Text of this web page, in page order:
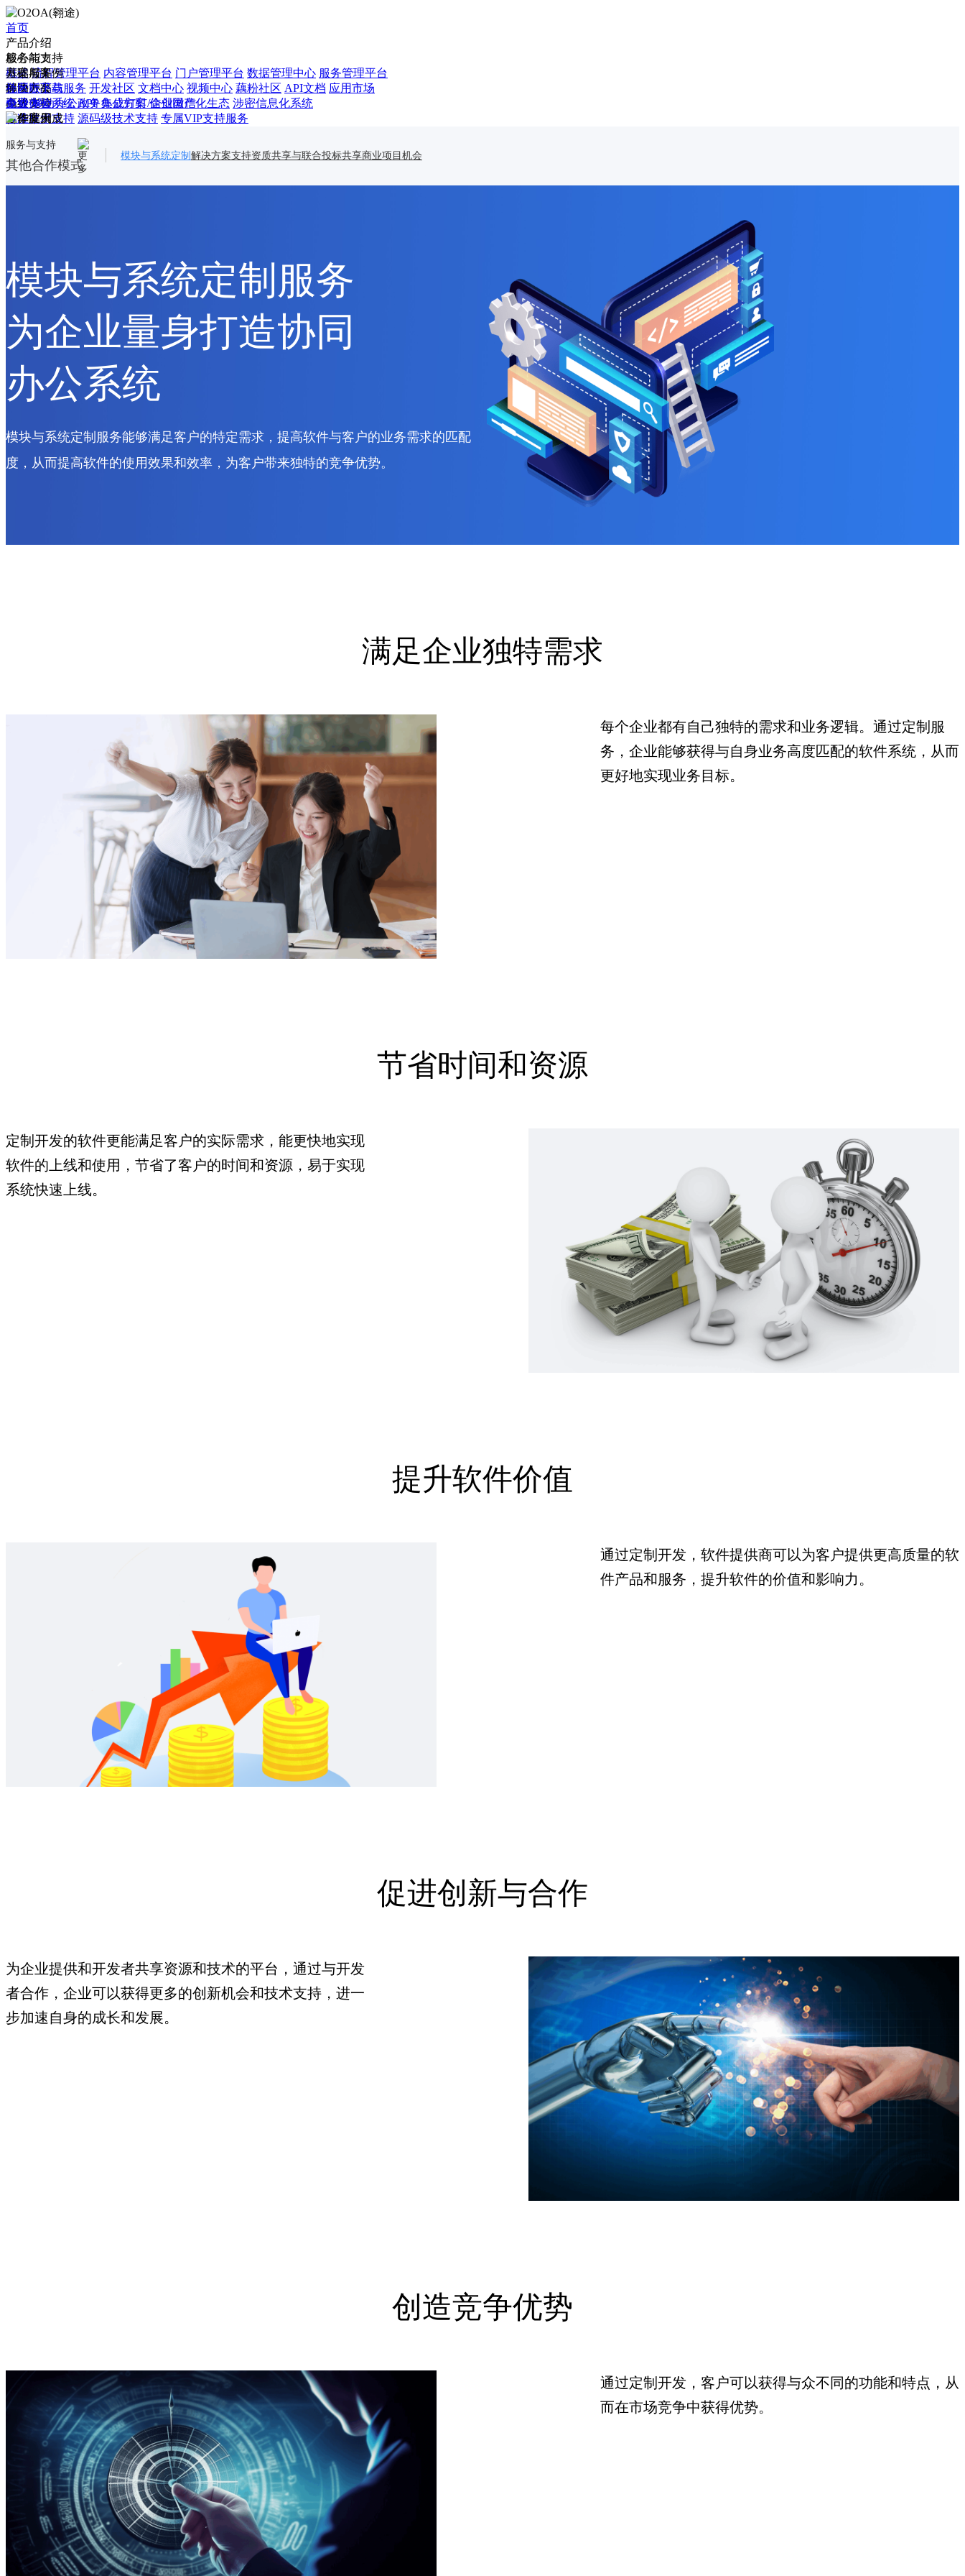
首页
产品介绍
核心能力
概述 流程管理平台 内容管理平台 门户管理平台 数据管理中心 服务管理平台
移动办公
概述 移动办公APP 集成钉钉/企业微信
业务应用
生态合作
概述 公文在线编辑器 Office文档在线协作 电子签章用印管理 OFD版式文件处理 网络会议系统
服务与支持
基础服务
免费产品与服务 开发社区 文档中心 视频中心 藕粉社区 API文档 应用市场
高级支持
标准技术支持 源码级技术支持 专属VIP支持服务
商用许可与OEM
其他合作模式
方案与案例
解决方案
企业办公系统 政务办公方案 信创国产化生态 涉密信息化系统
合作案例
北京某外企实验鼠养殖数据收集系统 某纺织科技有限公司集团OA系统
社区版下载
免费体验
服务与支持
其他合作模式
解决方案 合作
案例
模块与系统定制 解决方案支持资质共享与联合投标共享商业项目机会
模块与系统定制服务
为企业量身打造协同
办公系统
模块与系统定制服务能够满足客户的特定需求，提高软件与客户的业务需求的匹配
度，从而提高软件的使用效果和效率，为客户带来独特的竞争优势。
满足企业独特需求
每个企业都有自己独特的需求和业务逻辑。通过定制服
务，企业能够获得与自身业务高度匹配的软件系统，从而
更好地实现业务目标。
节省时间和资源
定制开发的软件更能满足客户的实际需求，能更快地实现
软件的上线和使用，节省了客户的时间和资源，易于实现
系统快速上线。
提升软件价值
通过定制开发，软件提供商可以为客户提供更高质量的软
件产品和服务，提升软件的价值和影响力。
促进创新与合作
为企业提供和开发者共享资源和技术的平台，通过与开发
者合作，企业可以获得更多的创新机会和技术支持，进一
步加速自身的成长和发展。
创造竞争优势
通过定制开发，客户可以获得与众不同的功能和特点，从
而在市场竞争中获得优势。